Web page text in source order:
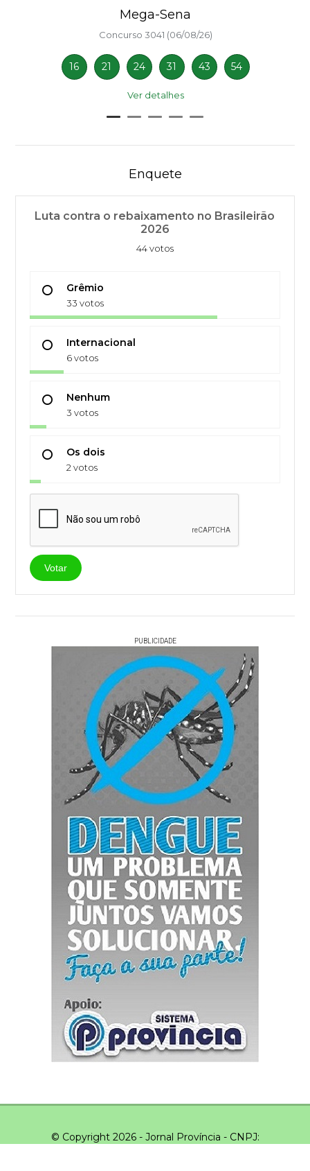
Mega-Sena
Concurso 3041 (06/08/26)
16 21 24 31 43 54
Ver detalhes
Enquete
Luta contra o rebaixamento no Brasileirão
2026
44 votos
Grêmio
33 votos
Internacional
6 votos
Nenhum
3 votos
Os dois
2 votos
Votar
PUBLICIDADE
© Copyright 2026 - Jornal Província - CNPJ: